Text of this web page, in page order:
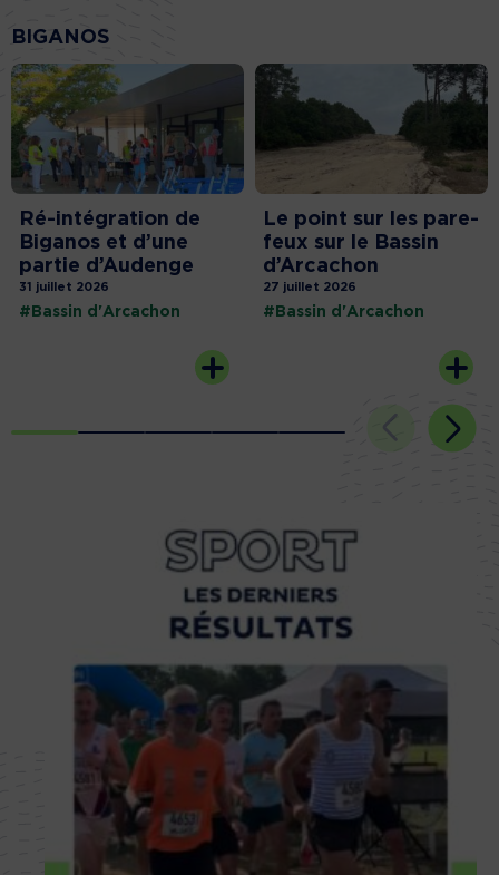
BIGANOS
Ré-intégration de
Biganos et d’une
partie d’Audenge
31 juillet 2026
#Bassin d'Arcachon
Le point sur les pare-
feux sur le Bassin
d’Arcachon
27 juillet 2026
#Bassin d'Arcachon